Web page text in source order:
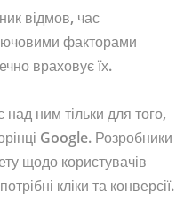
відмов, час
факторами
враховує їх.
ним тільки для того,
Google. Розробники
щодо користувачів
кліки та конверсії.